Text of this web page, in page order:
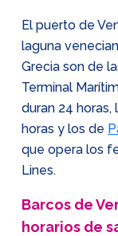
El puerto de
laguna
Grecia son de
Terminal
duran 24 horas,
horas y los de
que opera los
Lines.
Barcos de
horarios de